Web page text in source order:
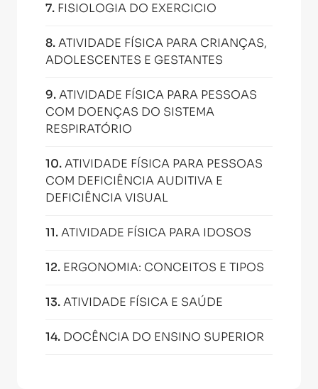
7. FISIOLOGIA DO EXERCICIO
8.ATIVIDADE FÍSICA PARA CRIANÇAS,
ADOLESCENTES E GESTANTES
9.ATIVIDADE FÍSICA PARA PESSOAS
COM DOENÇAS DO SISTEMA
RESPIRATÓRIO
10.ATIVIDADE FÍSICA PARA PESSOAS
COM DEFICIÊNCIA AUDITIVA E
DEFICIÊNCIA VISUAL
11.ATIVIDADE FÍSICA PARA IDOSOS
12. ERGONOMIA: CONCEITOS E TIPOS
13.ATIVIDADE FÍSICA E SAÚDE
14. DOCÊNCIA DO ENSINO SUPERIOR